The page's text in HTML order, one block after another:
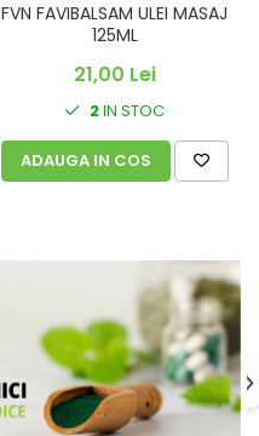
FVN FAVIBALSAM ULEI MASAJ
125ML
21,00 Lei
2IN STOC
ADAUGA IN COS